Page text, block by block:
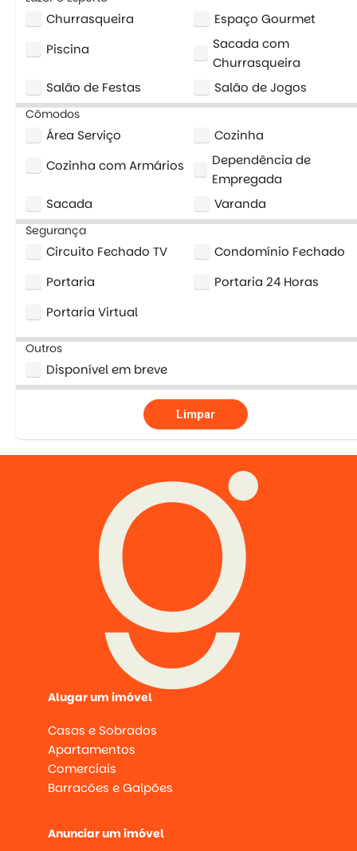
Churrasqueira
Espaço Gourmet
Piscina
Sacada com
Churrasqueira
Salão de Festas
Salão de Jogos
Cômodos
Área Serviço
Cozinha
Cozinha com Armários
Dependência de
Empregada
Sacada
Varanda
Segurança
Circuito Fechado TV
Condomínio Fechado
Portaria
Portaria 24 Horas
Portaria Virtual
Outros
Disponível em breve
Limpar
Alugar um imóvel
Casas e Sobrados
Apartamentos
Comerciais
Barracões e Galpões
Anunciar um imóvel